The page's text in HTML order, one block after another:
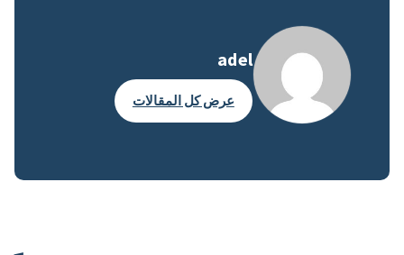
adel
عرض كل المقالات